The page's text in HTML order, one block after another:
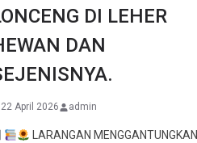
DI LEHER
DAN
22 April 2026 admin
LARANGAN MENGGANTUNGKAN